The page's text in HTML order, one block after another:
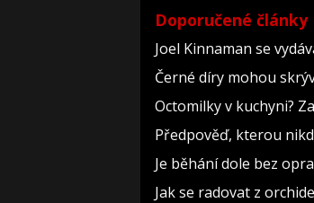
Doporučené články
Joel Kinnaman se
Černé díry mohou
Octomilky v kuchyni?
Předpověď, kterou
Je běhání dole bez
Jak se radovat z